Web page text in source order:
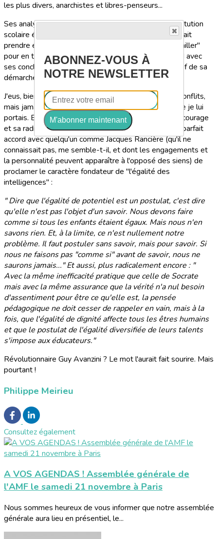
les plus divers, anarchistes et libres-penseurs...
Ses analyses de l'histoire de la pédagogie et de l'institution
scolaire étaient toujours d'une extrême finesse. Il savait
prendre en compte toutes les objections et les "travailler"
pour en tirer le meilleur. On pouvait être en désaccord avec
ses conclusions, on n'en demeurait pas moins admiratif de sa
démarche.
J'eus, bien sûr, des différends avec lui, et même des conflits,
mais jamais cela ne mit à mal l'estime affectueuse que je lui
portais. Et, sans aucun doute, il faut retenir de lui son courage
et sa radicalité pédagogique. Il ne cessa, en effet, en parfait
accord avec quelqu'un comme Jacques Rancière (qu'il ne
connaissait pas, me semble-t-il, et dont les engagements et
la personnalité peuvent apparaître à l'opposé des siens) de
proclamer le caractère fondateur de "l'égalité des
intelligences" :
" Dire que l'égalité de potentiel est un postulat, c'est dire
qu'elle n'est pas l'objet d'un savoir. Nous devons faire
comme si tous les enfants étaient égaux. Mais nous n'en
savons rien. Et, à la limite, ce n'est nullement notre
problème. Il faut postuler sans savoir, mais pour savoir. Si
nous ne faisons pas "comme si" avant de savoir, nous ne
saurons jamais..." Et aussi, plus radicalement encore : "
Avec la même inefficacité pratique que celle de Socrate
mais avec la même assurance que la vérité n'a nul besoin
d'assentiment pour être ce qu'elle est, la pensée
pédagogique ne doit cesser de rappeler en vain, mais à la
fois, que l'égalité de dignité affecte tous les êtres humains
et que le postulat de l'égalité diversifiée de leurs talents
s'impose aux éducateurs."
Révolutionnaire Guy Avanzini ? Le mot l'aurait fait sourire. Mais
pourtant !
Philippe Meirieu
Consultez également
A VOS AGENDAS ! Assemblée générale de
l'AMF le samedi 21 novembre à Paris
Nous sommes heureux de vous informer que notre assemblée
générale aura lieu en présentiel, le...
ABONNEZ-VOUS À
NOTRE NEWSLETTER
M'abonner maintenant